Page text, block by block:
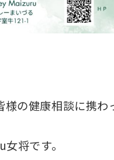
の健康相談に携
将です。